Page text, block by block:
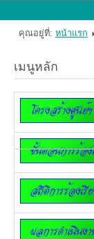
คุณอยู่ที่: หน้าแรก
เมนูหลัก